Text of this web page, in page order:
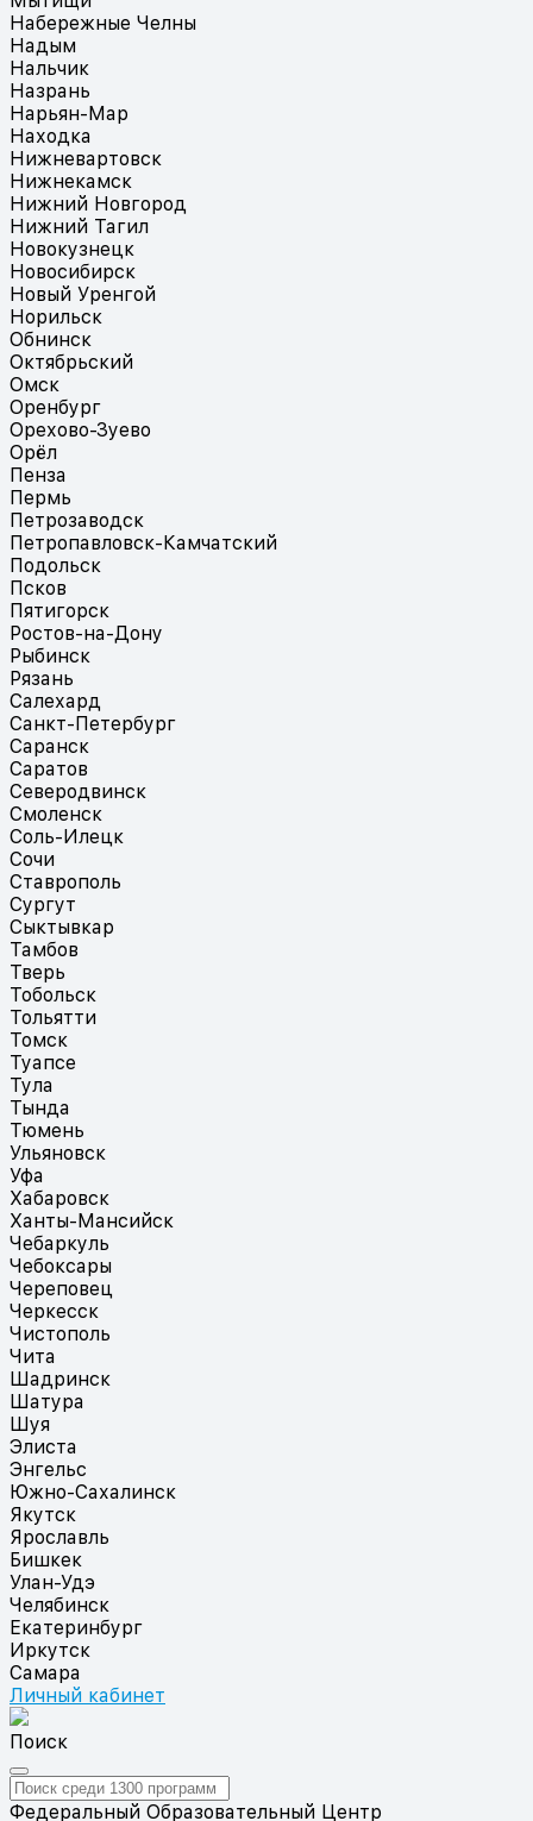
Набережные Челны
Надым
Нальчик
Назрань
Нарьян-Мар
Находка
Нижневартовск
Нижнекамск
Нижний Новгород
Нижний Тагил
Новокузнецк
Новосибирск
Новый Уренгой
Норильск
Обнинск
Октябрьский
Омск
Оренбург
Орехово-Зуево
Орёл
Пенза
Пермь
Петрозаводск
Петропавловск-Камчатский
Подольск
Псков
Пятигорск
Ростов-на-Дону
Рыбинск
Рязань
Салехард
Санкт-Петербург
Саранск
Саратов
Северодвинск
Смоленск
Соль-Илецк
Сочи
Ставрополь
Сургут
Сыктывкар
Тамбов
Тверь
Тобольск
Тольятти
Томск
Туапсе
Тула
Тында
Тюмень
Ульяновск
Уфа
Хабаровск
Ханты-Мансийск
Чебаркуль
Чебоксары
Череповец
Черкесск
Чистополь
Чита
Шадринск
Шатура
Шуя
Элиста
Энгельс
Южно-Сахалинск
Якутск
Ярославль
Бишкек
Улан-Удэ
Челябинск
Екатеринбург
Иркутск
Самара
Личный кабинет
Поиск
Федеральный Образовательный Центр